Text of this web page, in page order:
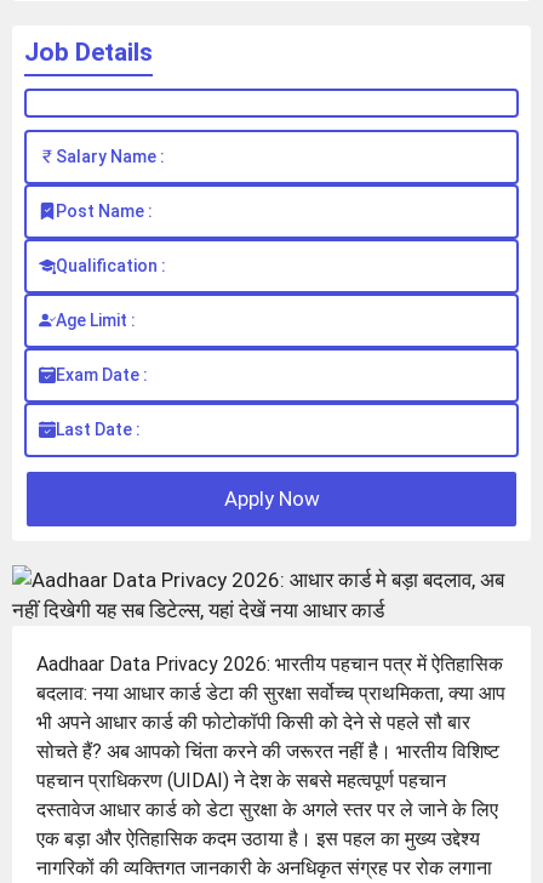
Job Details
Salary Name :
Post Name :
Qualification :
Age Limit :
Exam Date :
Last Date :
Apply Now
Aadhaar Data Privacy 2026: भारतीय पहचान पत्र में ऐतिहासिक
बदलाव: नया आधार कार्ड डेटा की सुरक्षा सर्वोच्च प्राथमिकता, क्या आप
भी अपने आधार कार्ड की फोटोकॉपी किसी को देने से पहले सौ बार
सोचते हैं? अब आपको चिंता करने की जरूरत नहीं है। भारतीय विशिष्ट
पहचान प्राधिकरण (UIDAI) ने देश के सबसे महत्वपूर्ण पहचान
दस्तावेज आधार कार्ड को डेटा सुरक्षा के अगले स्तर पर ले जाने के लिए
एक बड़ा और ऐतिहासिक कदम उठाया है। इस पहल का मुख्य उद्देश्य
नागरिकों की व्यक्तिगत जानकारी के अनधिकृत संग्रह पर रोक लगाना